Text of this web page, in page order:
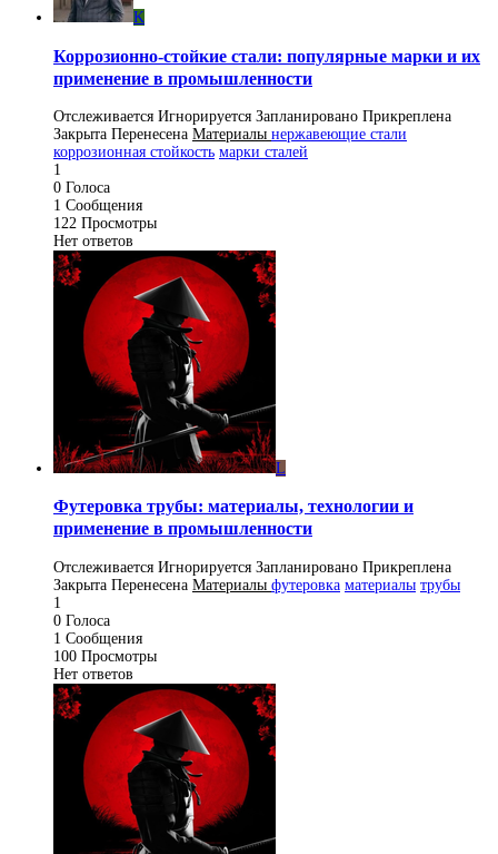
K
Коррозионно-стойкие стали: популярные марки и их
применение в промышленности
Отслеживается Игнорируется Запланировано Прикреплена
Закрыта Перенесена Материалы нержавеющие стали
коррозионная стойкость марки сталей
1
0 Голоса
1 Сообщения
122 Просмотры
Нет ответов
L
Футеровка трубы: материалы, технологии и
применение в промышленности
Отслеживается Игнорируется Запланировано Прикреплена
Закрыта Перенесена Материалы футеровка материалы трубы
1
0 Голоса
1 Сообщения
100 Просмотры
Нет ответов